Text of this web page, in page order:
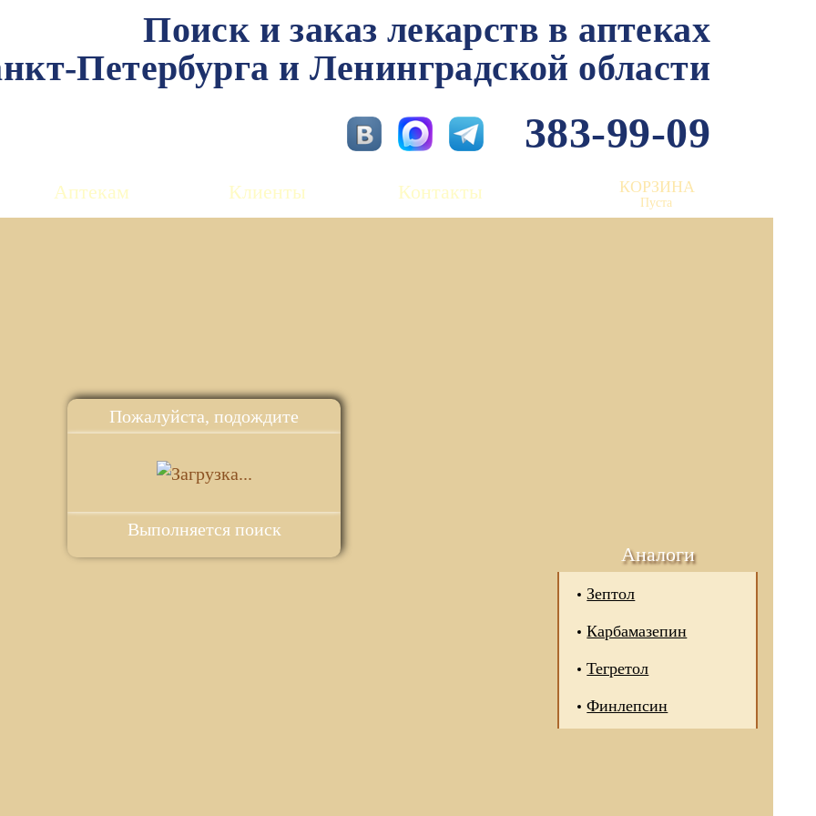
Пожалуйста, подождите
Выполняется поиск
Поиск и заказ лекарств в аптеках
Петербурга и Ленинградской области
383-99-09
Аптекам Клиенты Контакты КОРЗИНА
Пуста
Аналоги
Зептол
Карбамазепин
Тегретол
Финлепсин